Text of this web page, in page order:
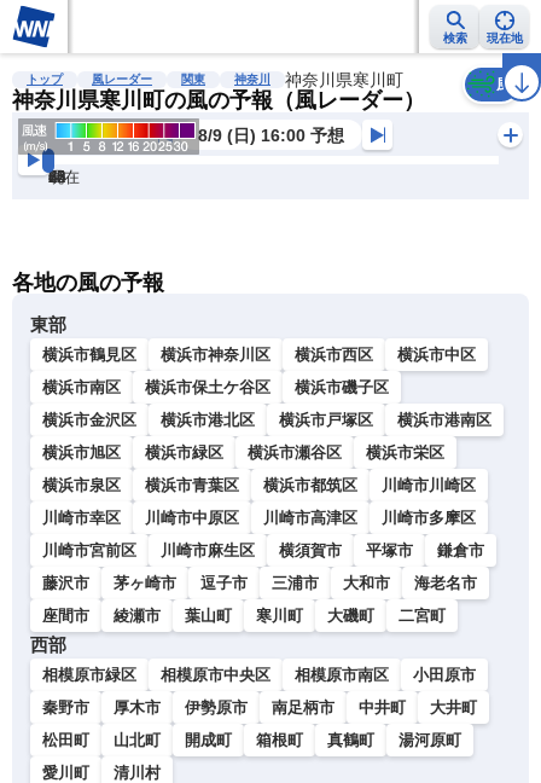
検索 現在地
雨雲レーダー 台風情報 地震情報 警報・注意報 2週間天気 ラ
トップ 風レーダー 関東 神奈川 神奈川県寒川町
神奈川県寒川町の風の予報（風レーダー）
風
8/9 (日) 16:00 予想
現在
6h
12
24
36
48
60
72
各地の風の予報
東部
横浜市鶴見区 横浜市神奈川区 横浜市西区
横浜市中区
横浜市南区
横浜市保土ケ谷区
横浜市磯子区
横浜市金沢区
横浜市港北区 横浜市戸塚区
横浜市港南区
横浜市旭区
横浜市緑区 横浜市瀬谷区
横浜市栄区
横浜市泉区
横浜市青葉区 横浜市都筑区
川崎市川崎区
川崎市幸区
川崎市中原区 川崎市高津区
川崎市多摩区
川崎市宮前区
川崎市麻生区 横須賀市 平塚市
鎌倉市
藤沢市
茅ヶ崎市 逗子市 三浦市 大和市
海老名市
座間市
綾瀬市 葉山町 寒川町 大磯町 二宮町
西部
相模原市緑区 相模原市中央区 相模原市南区
小田原市
秦野市
厚木市 伊勢原市 南足柄市 中井町
大井町
松田町
山北町 開成町 箱根町 真鶴町
湯河原町
愛川町
清川村